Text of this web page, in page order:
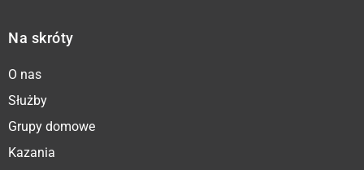
Na skróty
O nas
Służby
Grupy domowe
Kazania